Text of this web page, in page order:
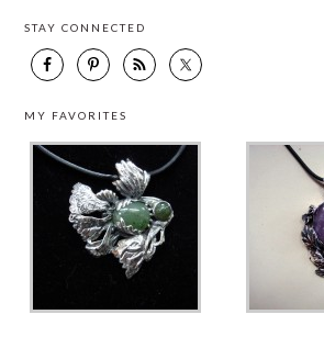
STAY CONNECTED
MY FAVORITES